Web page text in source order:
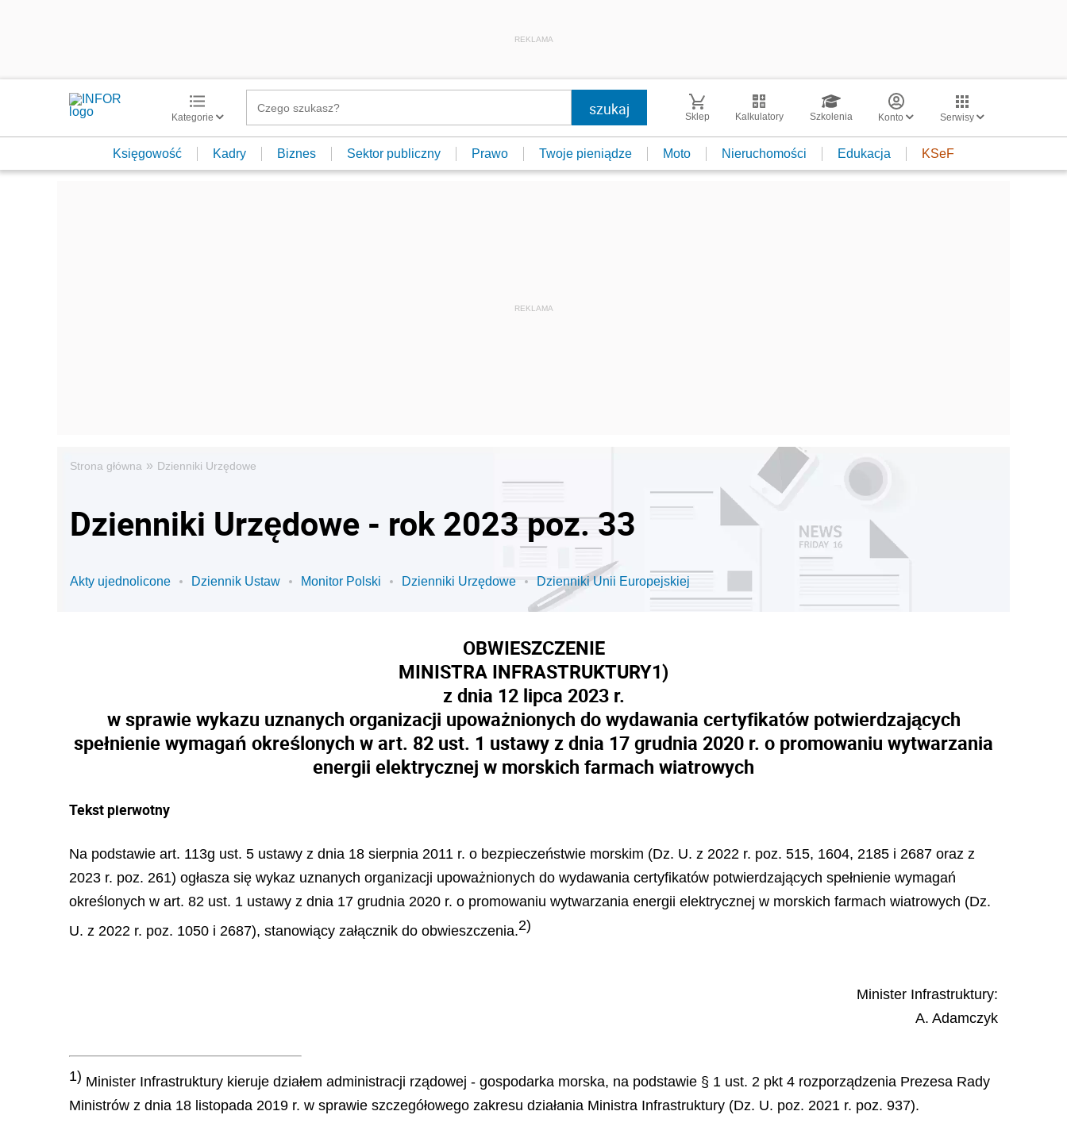
REKLAMA
Kategorie Sklep Kalkulatory Szkolenia Konto Serwisy
Księgowość Kadry Biznes Sektor publiczny Prawo Twoje pieniądze Moto Nieruchomości Edukacja KSeF
Strona główna » Dzienniki Urzędowe
Dzienniki Urzędowe - rok 2023 poz. 33
Akty ujednolicone Dziennik Ustaw Monitor Polski Dzienniki Urzędowe Dzienniki Unii Europejskiej
OBWIESZCZENIE
MINISTRA INFRASTRUKTURY1)
z dnia 12 lipca 2023 r.
w sprawie wykazu uznanych organizacji upoważnionych do wydawania certyfikatów potwierdzających
spełnienie wymagań określonych w art. 82 ust. 1 ustawy z dnia 17 grudnia 2020 r. o promowaniu wytwarzania
energii elektrycznej w morskich farmach wiatrowych
Tekst pierwotny
Na podstawie art. 113g ust. 5 ustawy z dnia 18 sierpnia 2011 r. o bezpieczeństwie morskim (Dz. U. z 2022 r. poz. 515, 1604, 2185 i 2687 oraz z
2023 r. poz. 261) ogłasza się wykaz uznanych organizacji upoważnionych do wydawania certyfikatów potwierdzających spełnienie wymagań
określonych w art. 82 ust. 1 ustawy z dnia 17 grudnia 2020 r. o promowaniu wytwarzania energii elektrycznej w morskich farmach wiatrowych (Dz.
U. z 2022 r. poz. 1050 i 2687), stanowiący załącznik do obwieszczenia.2)
Minister Infrastruktury:
A. Adamczyk
1) Minister Infrastruktury kieruje działem administracji rządowej - gospodarka morska, na podstawie § 1 ust. 2 pkt 4 rozporządzenia Prezesa Rady
Ministrów z dnia 18 listopada 2019 r. w sprawie szczegółowego zakresu działania Ministra Infrastruktury (Dz. U. poz. 2021 r. poz. 937).